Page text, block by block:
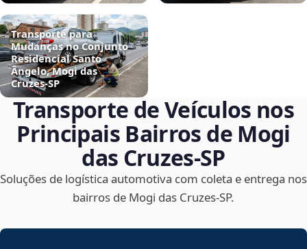
Transporte para
Mudanças no Conjunto
Residencial Santo
Ângelo, Mogi das
Cruzes‑SP
Transporte de Veículos nos
Principais Bairros de Mogi
das Cruzes‑SP
Soluções de logística automotiva com coleta e entrega nos
bairros de Mogi das Cruzes‑SP.